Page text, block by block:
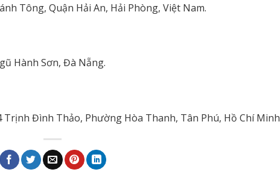
Tông, Quận Hải An, Hải Phòng, Việt Nam.
Hành Sơn, Đà Nẵng.
Trịnh Đình Thảo, Phường Hòa Thanh, Tân Phú, Hồ Chí Minh